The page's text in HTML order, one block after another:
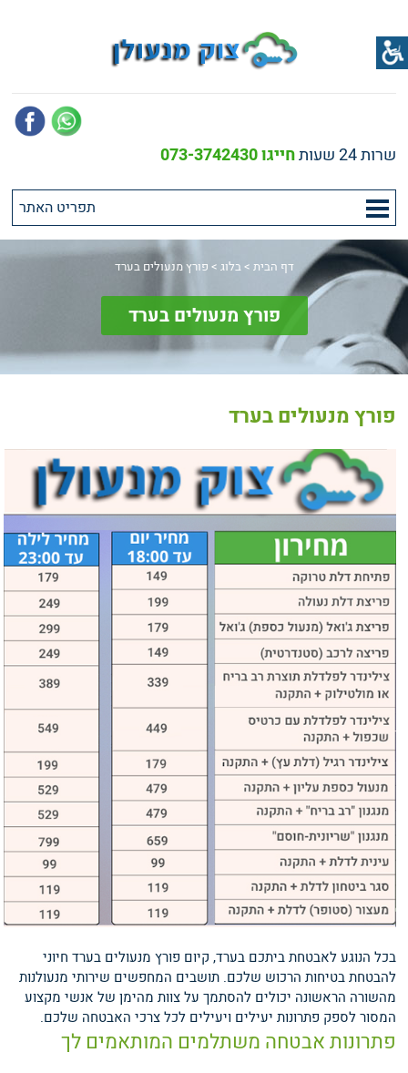
שרות 24 שעות חייגו 073-3742430
דף הבית >בלוג > פורץ מנעולים בערד
פורץ מנעולים בערד
פורץ מנעולים בערד
בכל הנוגע לאבטחת ביתכם בערד, קיום פורץ מנעולים בערד חיוני
להבטחת בטיחות הרכוש שלכם. תושבים המחפשים שירותי מנעולנות
מהשורה הראשונה יכולים להסתמך על צוות מהימן של אנשי מקצוע
המסור לספק פתרונות יעילים ויעילים לכל צרכי האבטחה שלכם.
פתרונות אבטחה משתלמים המותאמים לך